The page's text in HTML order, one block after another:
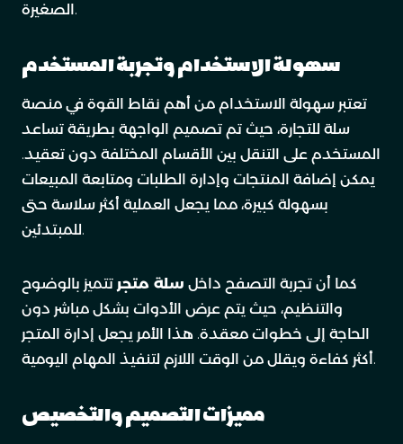
الصغيرة.
سهولة الاستخدام وتجربة المستخدم
تعتبر سهولة الاستخدام من أهم نقاط القوة في منصة
سلة للتجارة، حيث تم تصميم الواجهة بطريقة تساعد
المستخدم على التنقل بين الأقسام المختلفة دون تعقيد.
يمكن إضافة المنتجات وإدارة الطلبات ومتابعة المبيعات
بسهولة كبيرة، مما يجعل العملية أكثر سلاسة حتى
للمبتدئين.
كما أن تجربة التصفح داخل سلة متجر تتميز بالوضوح
والتنظيم، حيث يتم عرض الأدوات بشكل مباشر دون
الحاجة إلى خطوات معقدة. هذا الأمر يجعل إدارة المتجر
أكثر كفاءة ويقلل من الوقت اللازم لتنفيذ المهام اليومية.
مميزات التصميم والتخصيص